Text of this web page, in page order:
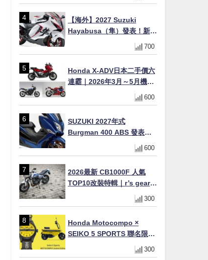
不變×輔助滑動式離合器
【海外】2027 Suzuki
Hayabusa（隼）發表！新增
Special Edition 特仕版，全
新珍珠白塗裝與專屬配備登
700
Honda X-ADV日本二手價六
連霸｜2026年3月～5月機車
轉售排行榜 CBR1000RR-R
FIREBLADE SP首度躋身前
600
SUZUKI 2027年式
Burgman 400 ABS 發表！
8/18日本上市、支援E10汽油
售價98萬100日圓
600
2026最新 CB1000F 人氣
TOP10改裝特輯｜r’s gear鈦
合金排氣管、OHLINS TTX
後避震、HONDA頭燈整流罩
300
Honda Motocompo ×
SEIKO 5 SPORTS 聯名限量
錶登場！重現黃色車身、油
箱開關等經典設計
300